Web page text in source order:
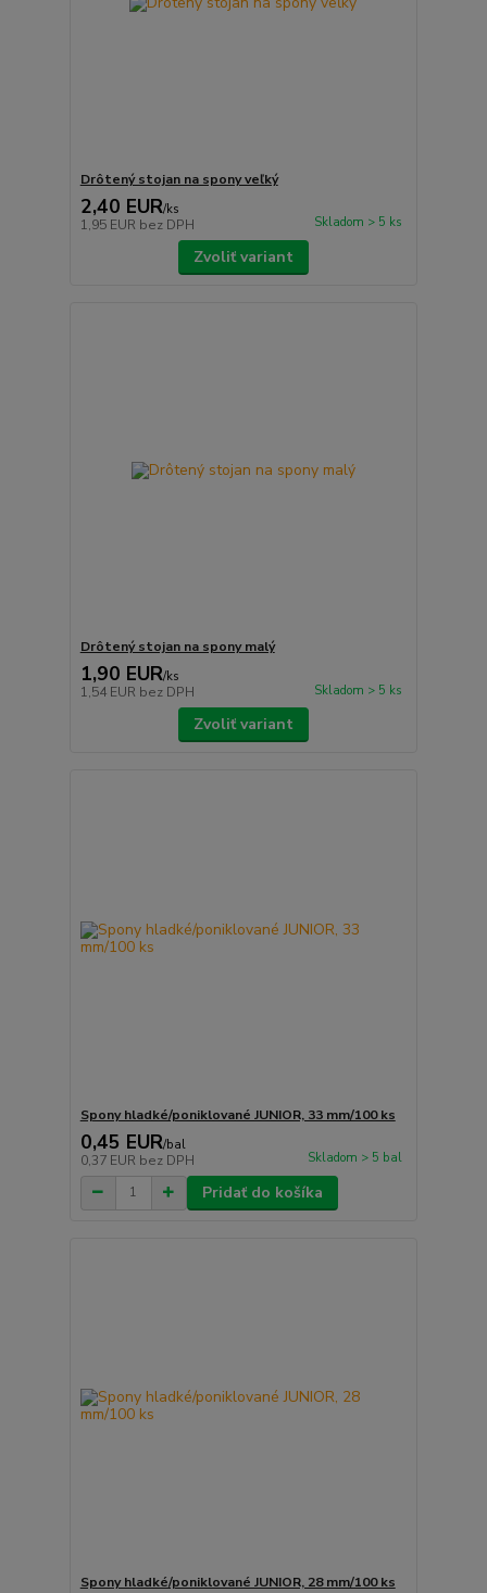
Drôtený stojan na spony veľký
2,40 EUR/ks
1,95 EUR bez DPH Skladom > 5 ks
Zvoliť variant
Drôtený stojan na spony malý
1,90 EUR/ks
1,54 EUR bez DPH Skladom > 5 ks
Zvoliť variant
Spony hladké/poniklované JUNIOR, 33 mm/100 ks
0,45 EUR/bal
0,37 EUR bez DPH Skladom > 5 bal
Pridať do košíka
Spony hladké/poniklované JUNIOR, 28 mm/100 ks